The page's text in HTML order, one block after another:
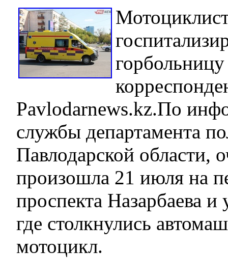
Pavlodarnews.kz.По
службы департамента
Павлодарской области,
произошла 21 июля на
проспекта Назарбаева
где столкнулись
мотоцикл.